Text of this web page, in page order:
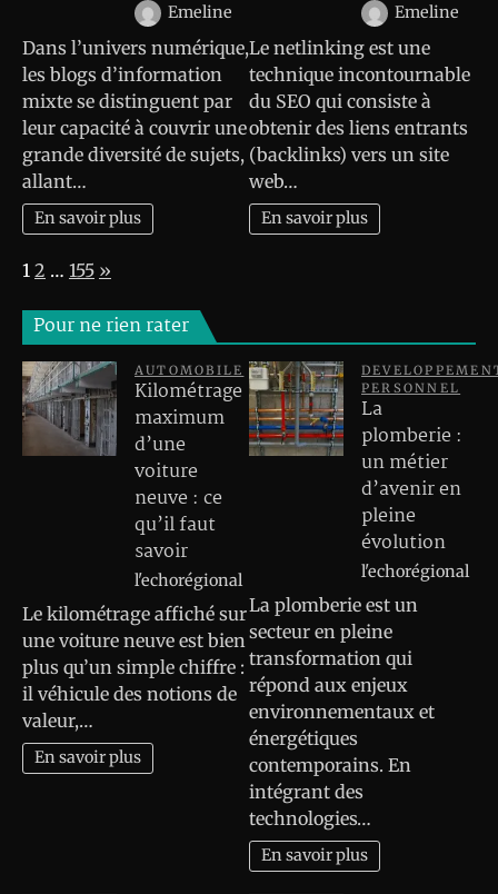
Emeline
Dans l’univers numérique,
les blogs d’information
mixte se distinguent par
leur capacité à couvrir une
grande diversité de sujets,
allant…
En savoir plus
Emeline
Le netlinking est une
technique incontournable
du SEO qui consiste à
obtenir des liens entrants
(backlinks) vers un site
web…
En savoir plus
Page:
1 2 … 155 Next
»
Pour ne rien rater
AUTOMOBILE
Kilométrage
maximum
d’une
voiture
neuve : ce
qu’il faut
savoir
l'echorégional
Le kilométrage affiché sur
une voiture neuve est bien
plus qu’un simple chiffre :
il véhicule des notions de
valeur,…
En savoir plus
PERSONNEL
La
plomberie :
un métier
d’avenir en
pleine
évolution
l'echorégional
La plomberie est un
secteur en pleine
transformation qui
répond aux enjeux
environnementaux et
énergétiques
contemporains. En
intégrant des
technologies…
En savoir plus